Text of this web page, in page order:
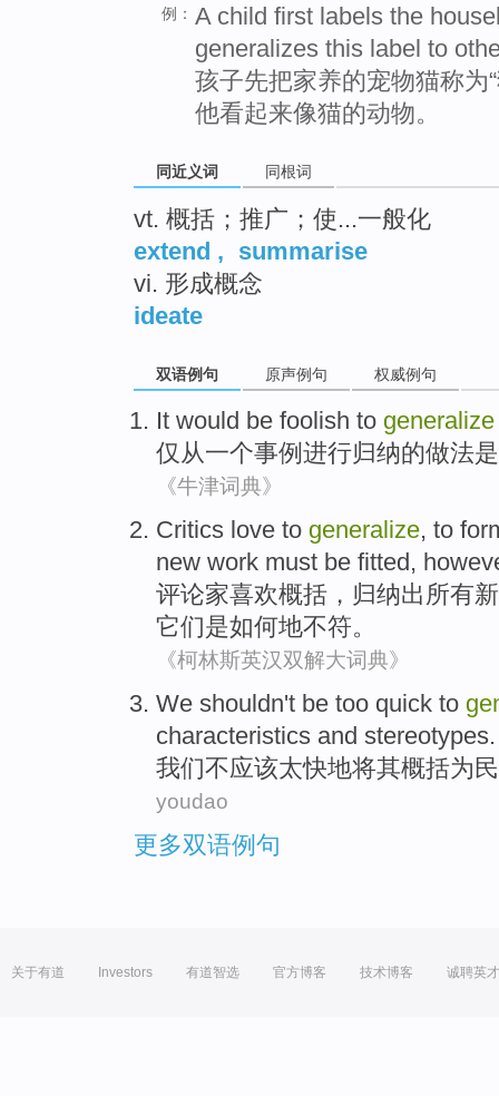
例： A child first labels the
generalizes this label to
孩子先把家养的宠物猫称为
他看起来像猫的动物。
同近义词 同根词
vt. 概括；推广；使...一般化
extend , summarise
vi. 形成概念
ideate
双语例句 原声例句 权威例句
It would be foolish to generalize
仅 从一个事例进行归纳的做法是
《牛津词典》
Critics love to generalize, to
new work must be fitted,
评论家喜欢概括 ，归纳出 所有新
它们是如何地不符。
《柯林斯英汉双解大词典》
We shouldn't be too quick to
characteristics and stereotypes.
我们不应该太快地将其概括为
youdao
更多双语例句
关于有道 Investors 有道智选 官方博客 技术博客 诚聘英才